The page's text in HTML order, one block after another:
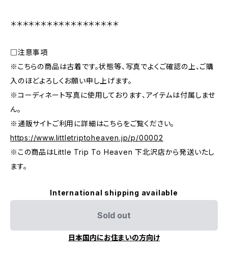
＊＊＊＊＊＊＊＊＊＊＊＊＊＊＊＊＊＊
□注意事項
※こちらの商品は古着です。状態等、写真でよくご確認の上、ご購
入のほどよろしくお願い申し上げます。
※コーディネート写真に使用しております、アイテムは付属しませ
ん。
※通販サイトご利用に詳細はこちらをご覧ください。
https://www.littletriptoheaven.jp/p/00002
※この商品はLittle Trip To Heaven 下北沢店から発送いたし
ます。
International shipping available
Sold out
日本国内にお住まいの方向け